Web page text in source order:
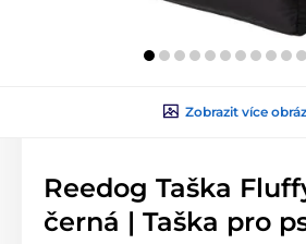
Zobrazit více
Reedog Taška
černá | Taška pro